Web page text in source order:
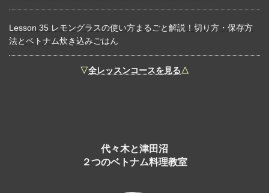
Lesson 35 レモングラスの使い方まるごと解説！切り方・保存方
法とベトナム炊き込みごはん
▽全レッスンコースを見る△
代々木と津田沼
２つのベトナム料理教室